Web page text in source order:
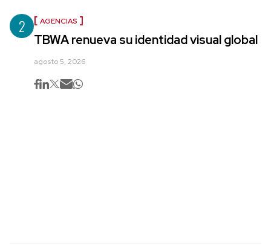
2 AGENCIAS
TBWA renueva su identidad visual global
agosto 5, 2026